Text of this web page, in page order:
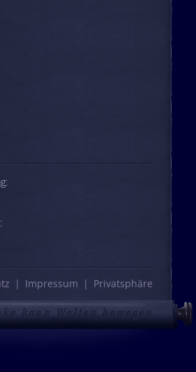
Impressum Privatsphäre